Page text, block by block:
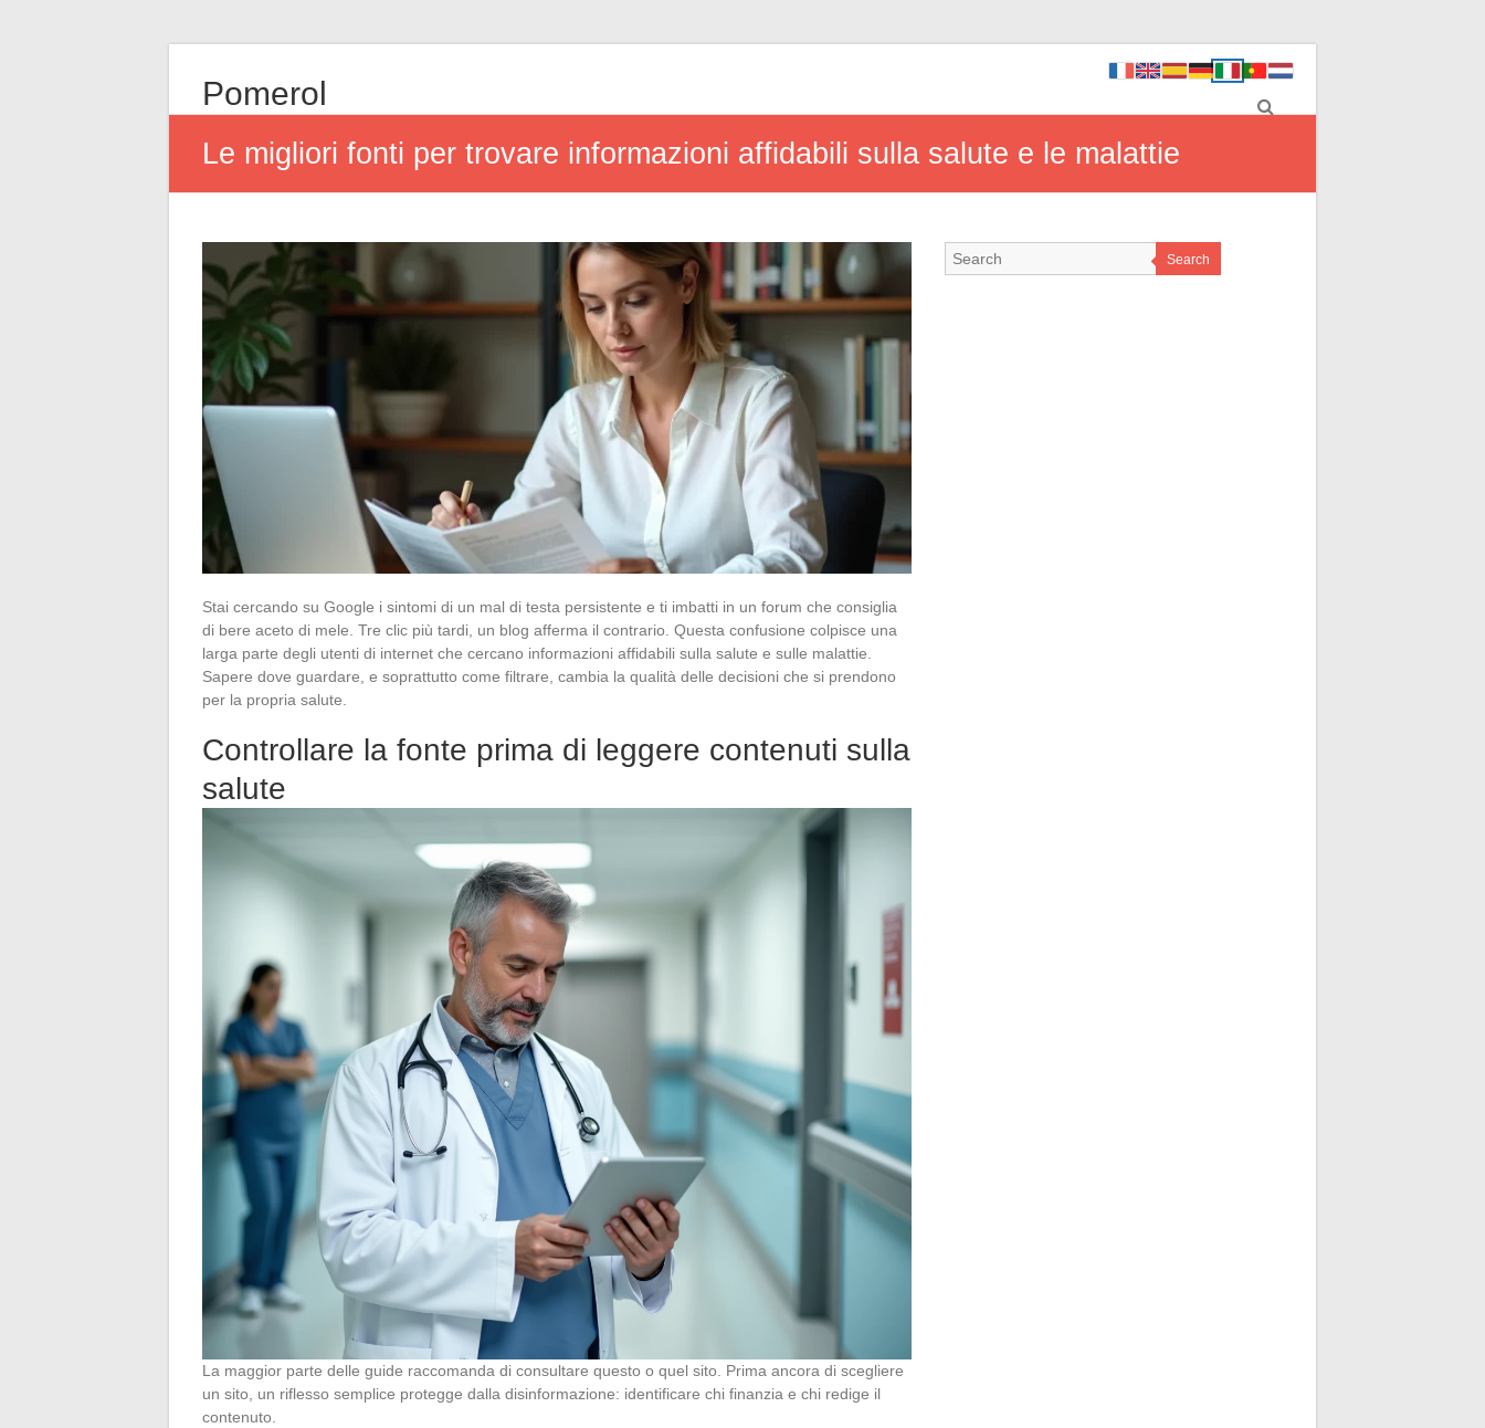
Pomerol
Le migliori fonti per trovare informazioni affidabili sulla salute e le malattie
Stai cercando su Google i sintomi di un mal di testa persistente e ti imbatti in un forum che consiglia
di bere aceto di mele. Tre clic più tardi, un blog afferma il contrario. Questa confusione colpisce una
larga parte degli utenti di internet che cercano informazioni affidabili sulla salute e sulle malattie.
Sapere dove guardare, e soprattutto come filtrare, cambia la qualità delle decisioni che si prendono
per la propria salute.
Controllare la fonte prima di leggere contenuti sulla
salute
La maggior parte delle guide raccomanda di consultare questo o quel sito. Prima ancora di scegliere
un sito, un riflesso semplice protegge dalla disinformazione: identificare chi finanzia e chi redige il
contenuto.
Search